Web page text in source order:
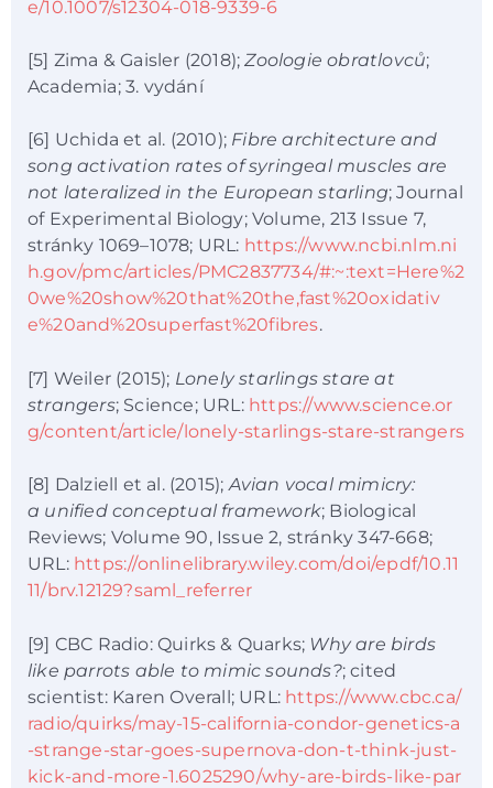
e/10.1007/s12304-018-9339-6
[5] Zima & Gaisler (2018);Zoologie obratlovců;
Academia; 3. vydání
[6] Uchida et al. (2010); Fibre architecture and
song activation rates of syringeal muscles are
not lateralized in the European starling; Journal
of Experimental Biology; Volume, 213 Issue 7,
stránky 1069–1078; URL: https://www.ncbi.nlm.ni
h.gov/pmc/articles/PMC2837734/#:~:text=Here%2
0we%20show%20that%20the,fast%20oxidativ
e%20and%20superfast%20fibres.
[7] Weiler (2015); Lonely starlings stare at
strangers; Science; URL: https://www.science.or
g/content/article/lonely-starlings-stare-strangers
[8] Dalziell et al. (2015);Avian vocal mimicry:
a unified conceptual framework; Biological
Reviews; Volume 90, Issue 2, stránky 347-668;
URL: https://onlinelibrary.wiley.com/doi/epdf/10.11
11/brv.12129?saml_referrer
[9] CBC Radio: Quirks & Quarks; Why are birds
like parrots able to mimic sounds?; cited
scientist: Karen Overall; URL: https://www.cbc.ca/
radio/quirks/may-15-california-condor-genetics-a
-strange-star-goes-supernova-don-t-think-just-
kick-and-more-1.6025290/why-are-birds-like-par